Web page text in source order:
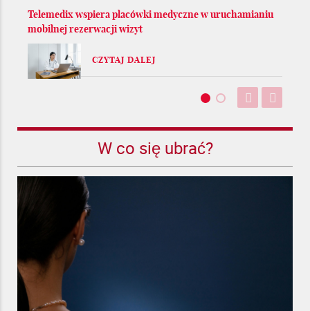
Telemedix wspiera placówki medyczne w uruchamianiu
mobilnej rezerwacji wizyt
CZYTAJ DALEJ
W co się ubrać?